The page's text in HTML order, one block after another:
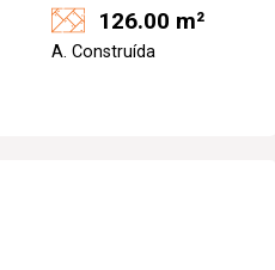
126.00 m²
A. Construída